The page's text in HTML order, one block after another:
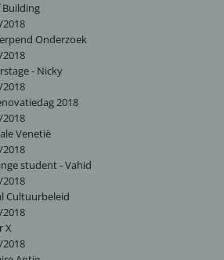
Building
Onderzoek
- Nicky
2018
Venetië
student - Vahid
Cultuurbeleid
X